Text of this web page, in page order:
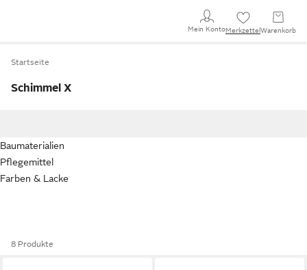
Mein KontoMerkzettel Warenkorb
Startseite
Schimmel X
Baumaterialien
Pflegemittel
Farben & Lacke
8 Produkte